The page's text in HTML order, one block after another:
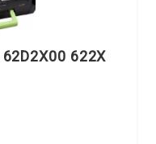
622X